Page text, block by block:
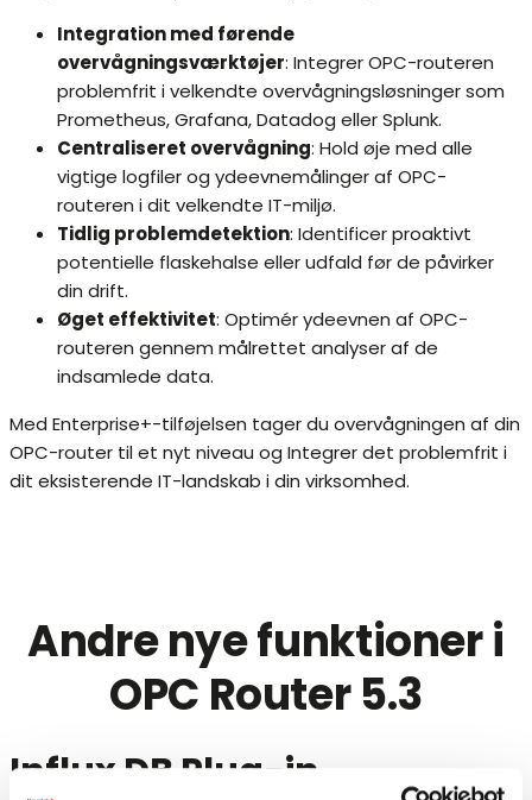
Integration med førende
overvågningsværktøjer: Integrer OPC-routeren
problemfrit i velkendte overvågningsløsninger som
Prometheus, Grafana, Datadog eller Splunk.
Centraliseret overvågning: Hold øje med alle
vigtige logfiler og ydeevnemålinger af OPC-
routeren i dit velkendte IT-miljø.
Tidlig problemdetektion: Identificer proaktivt
potentielle flaskehalse eller udfald før de påvirker
din drift.
Øget effektivitet: Optimér ydeevnen af ​​OPC-
routeren gennem målrettet analyser af de
indsamlede data.
Med Enterprise+-tilføjelsen tager du overvågningen af ​​din
OPC-router til et nyt niveau og Integrer det problemfrit i
dit eksisterende IT-landskab i din virksomhed.
Andre nye funktioner i
OPC Router 5.3
Influx DB Plug-in